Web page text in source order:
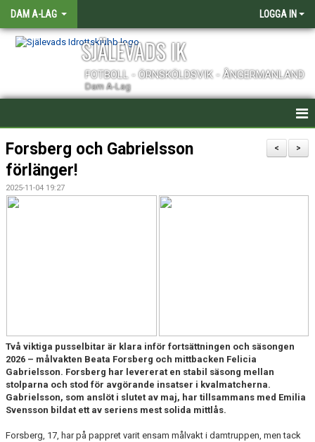
DAM A-LAG LOGGA IN
SJÄLEVADS IK
FOTBOLL - ÖRNSKÖLDSVIK - ÅNGERMANLAND
Dam A-Lag
HEM
NYHETER
KALENDER
BILDGALLERI
HISTORIK
DOKUMENT
>
<
Forsberg och Gabrielsson
förlänger!
2025-11-04 19:27
Två viktiga pusselbitar är klara inför fortsättningen och säsongen
2026 – målvakten Beata Forsberg och mittbacken Felicia
Gabrielsson. Forsberg har levererat en stabil säsong mellan
stolparna och stod för avgörande insatser i kvalmatcherna.
Gabrielsson, som anslöt i slutet av maj, har tillsammans med Emilia
Svensson bildat ett av seriens mest solida mittlås.
Forsberg, 17, har på pappret varit ensam målvakt i damtruppen, men tack